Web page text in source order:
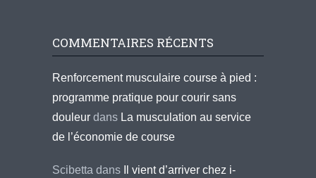
COMMENTAIRES RÉCENTS
Renforcement musculaire course à pied :
programme pratique pour courir sans
douleur dans La musculation au service
de l’économie de course
Scibetta dans
Il vient d’arriver chez i-